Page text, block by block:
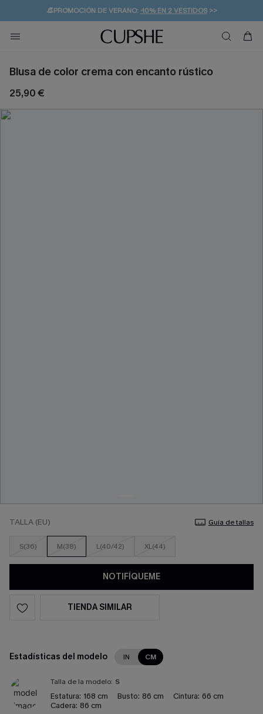
👒PROMOCIÓN DE VERANO:-10% EN 2 VESTIDOS>>
💌¡SUSCRIBIRSE & GANAR -10% EXTRA!
🚚ENVÍO GRATUITO A PARTIR DE 49 € >>
Blusa de color crema con encanto rústico
25,90 €
TALLA (EU) Guía de tallas
S(36) M(38) L(40/42) XL(44)
NOTIFÍQUEME
TIENDA SIMILAR
Estadísticas del modelo IN CM
Talla de la modelo: S
Estatura: 168 cm Busto: 86 cm Cintura: 66 cm
Cadera: 86 cm